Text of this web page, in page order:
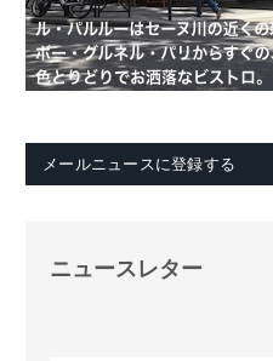
メールニュースに登録する
ニュースレター